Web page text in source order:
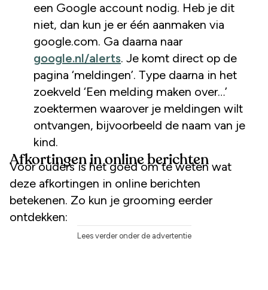
een Google account nodig. Heb je dit
niet, dan kun je er één aanmaken via
google.com. Ga daarna naar
google.nl/alerts. Je komt direct op de
pagina ‘meldingen’. Type daarna in het
zoekveld ‘Een melding maken over…’
zoektermen waarover je meldingen wilt
ontvangen, bijvoorbeeld de naam van je
kind.
Afkortingen in online berichten
Voor ouders is het goed om te weten wat
deze afkortingen in online berichten
betekenen. Zo kun je grooming eerder
ontdekken:
Lees verder onder de advertentie